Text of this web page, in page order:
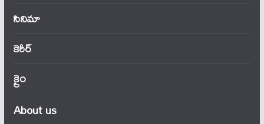
సినిమా
కెరీర్
క్రైం
About us